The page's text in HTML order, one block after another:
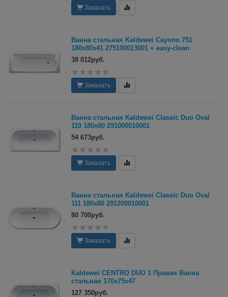
Заказать
Ванна стальная Kaldewei Cayono 751
180х80x41 275100013001 + easy-clean
38 012руб.
Заказать
Ванна стальная Kaldewei Classic Duo Oval
110 180х80 291000010001
54 673руб.
Заказать
Ванна стальная Kaldewei Classic Duo Oval
111 180х80 291200010001
80 700руб.
Заказать
Kaldewei CENTRO DUO 1 Правая Ванна
стальная 170x75x47
127 350руб.